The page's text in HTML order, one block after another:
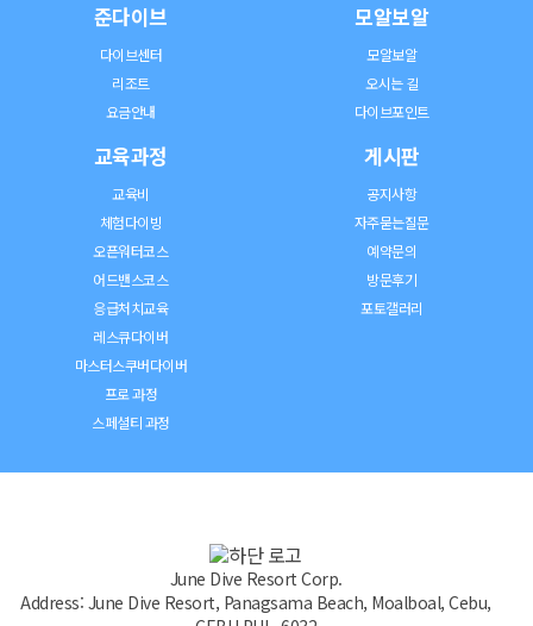
준다이브
다이브센터
리조트
요금안내
모알보알
모알보알
오시는 길
다이브포인트
교육과정
교육비
체험다이빙
오픈워터코스
어드밴스코스
응급처치교육
레스큐다이버
마스터스쿠버다이버
프로 과정
스페셜티 과정
게시판
공지사항
자주묻는질문
예약문의
방문후기
포토갤러리
June Dive Resort Corp.
Address: June Dive Resort, Panagsama Beach, Moalboal, Cebu,